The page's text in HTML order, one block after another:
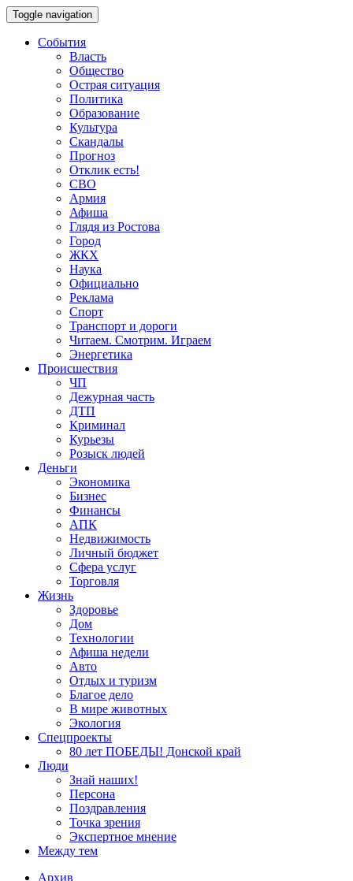
Toggle navigation
События
Власть
Общество
Острая ситуация
Политика
Образование
Культура
Скандалы
Прогноз
Отклик есть!
СВО
Армия
Афиша
Глядя из Ростова
Город
ЖКХ
Наука
Официально
Реклама
Спорт
Транспорт и дороги
Читаем. Смотрим. Играем
Энергетика
Происшествия
ЧП
Дежурная часть
ДТП
Криминал
Курьезы
Розыск людей
Деньги
Экономика
Бизнес
Финансы
АПК
Недвижимость
Личный бюджет
Сфера услуг
Торговля
Жизнь
Здоровье
Дом
Технологии
Афиша недели
Авто
Отдых и туризм
Благое дело
В мире животных
Экология
Спецпроекты
80 лет ПОБЕДЫ! Донской край
Люди
Знай наших!
Персона
Поздравления
Точка зрения
Экспертное мнение
Между тем
Архив